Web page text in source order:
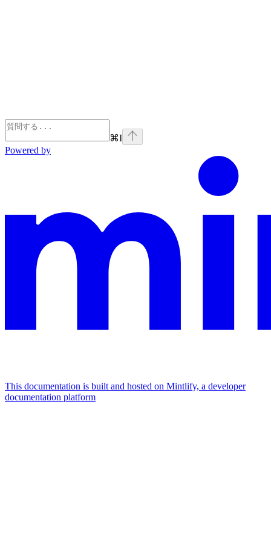
⌘I
Powered by
This documentation is built and hosted on Mintlify, a developer
documentation platform